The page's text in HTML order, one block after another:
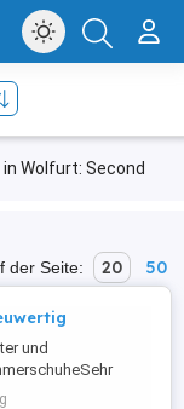
Wolfurt: Second
der Seite: 20 50
und